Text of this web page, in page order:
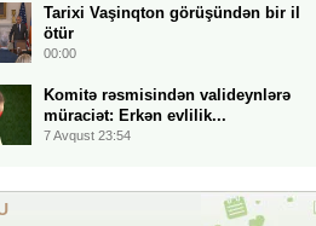
Tarixi Vaşinqton görüşündən bir il
ötür
00:00
Komitə rəsmisindən valideynlərə
müraciət: Erkən evlilik...
7 Avqust 23:54